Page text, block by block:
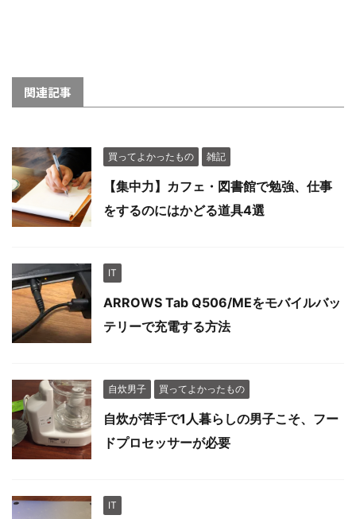
関連記事
買ってよかったもの 雑記
【集中力】カフェ・図書館で勉強、仕事
をするのにはかどる道具4選
IT
ARROWS Tab Q506/MEをモバイルバッ
テリーで充電する方法
自炊男子 買ってよかったもの
自炊が苦手で1人暮らしの男子こそ、フー
ドプロセッサーが必要
IT